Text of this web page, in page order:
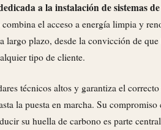
a la instalación de sistemas
combina el acceso a energía limpia y
largo plazo, desde la convicción de
tipo de cliente.
técnicos altos y garantiza el
la puesta en marcha. Su
su huella de carbono es parte